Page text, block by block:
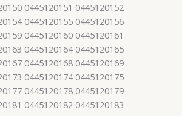
0445120151 0445120152
0445120155 0445120156
0445120160 0445120161
0445120164 0445120165
0445120168 0445120169
0445120174 0445120175
0445120178 0445120179
0445120182 0445120183